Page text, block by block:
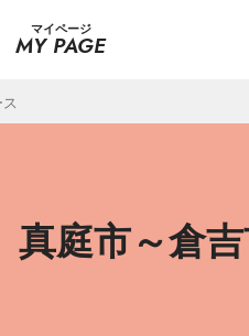
マイページ
MY PAGE
庭市～倉